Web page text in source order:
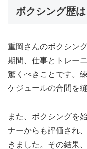
ボクシング歴
重岡さんのボクシン
期間、仕事とトレー
驚くべきことです。
ケジュールの合間を
また、ボクシングを
ナーからも評価され
きました。その結果